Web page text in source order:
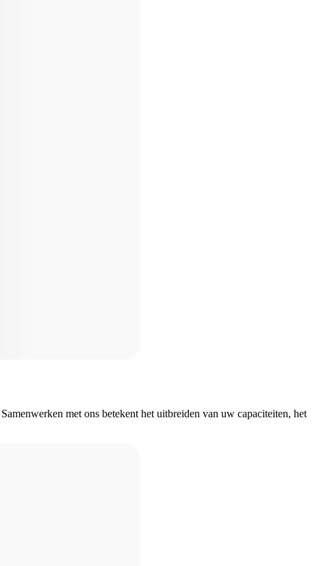
met ons betekent het uitbreiden van uw capaciteiten, het